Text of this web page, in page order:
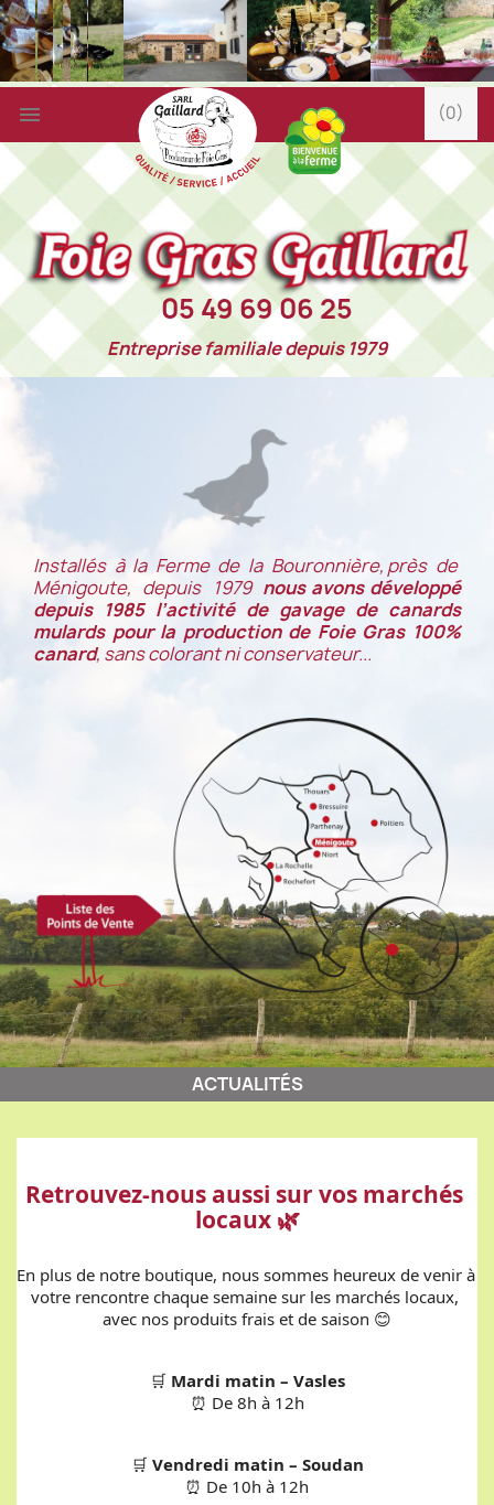
 (0)
05 49 69 06 25
Entreprise familiale depuis 1979
Installés à la Ferme de la Bouronnière, près de
Ménigoute, depuis 1979 nous avons développé
depuis 1985 l’activité de gavage de canards
mulards pour la production de Foie Gras 100%
canard, sans colorant ni conservateur...
ACTUALITÉS
Retrouvez-nous aussi sur vos marchés
locaux 🌿
En plus de notre boutique, nous sommes heureux de venir à
votre rencontre chaque semaine sur les marchés locaux,
avec nos produits frais et de saison 😊
🛒 Mardi matin – Vasles
⏰ De 8h à 12h
🛒 Vendredi matin – Soudan
⏰ De 10h à 12h